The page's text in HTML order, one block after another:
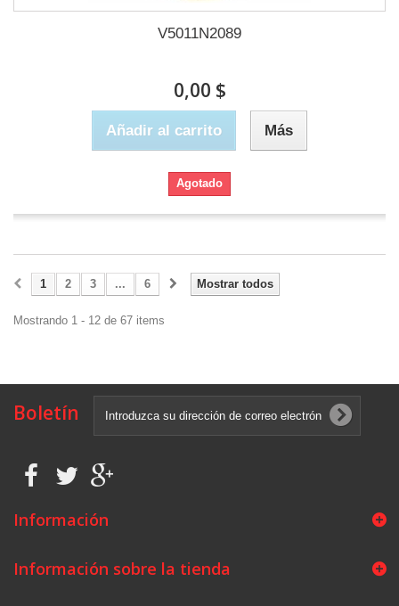
V5011N2089
0,00 $
Añadir al carrito Más
Agotado
Mostrar todos
1 2 3 ... 6
Mostrando 1 - 12 de 67 items
Boletín
Información
Información sobre la tienda